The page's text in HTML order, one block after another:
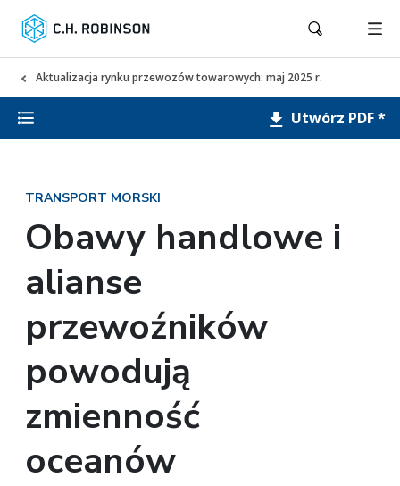
Aktualizacja rynku przewozów towarowych: maj 2025 r.
Utwórz PDF *
TRANSPORT MORSKI
Obawy handlowe i
alianse
przewoźników
powodują
zmienność
oceanów